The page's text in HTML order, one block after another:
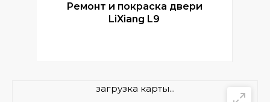
Ремонт и покраска двери
LiXiang L9
загрузка карты...